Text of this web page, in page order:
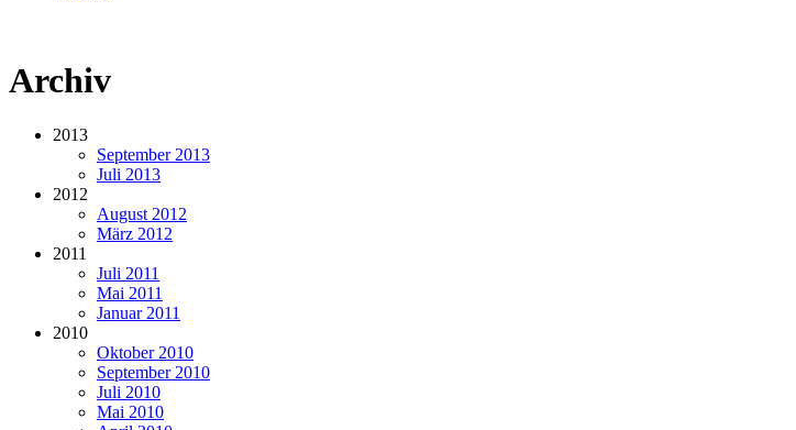
Archiv
2013
September 2013
Juli 2013
2012
August 2012
März 2012
2011
Juli 2011
Mai 2011
Januar 2011
2010
Oktober 2010
September 2010
Juli 2010
Mai 2010